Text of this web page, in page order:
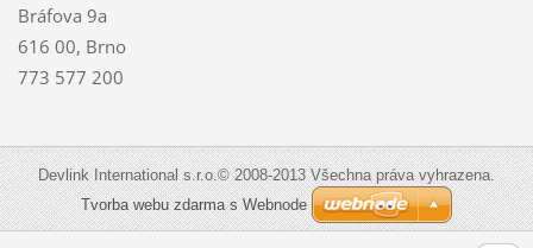
Bráfova 9a
616 00, Brno
773 577 200
Devlink International s.r.o.© 2008-2013 Všechna práva vyhrazena.
Tvorba webu zdarma s Webnode